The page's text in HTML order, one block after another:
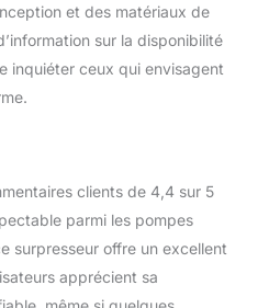
et des matériaux de
sur la disponibilité
inquiéter ceux qui envisagent
clients de 4,4 sur 5
parmi les pompes
surpresseur offre un excellent
apprécient sa